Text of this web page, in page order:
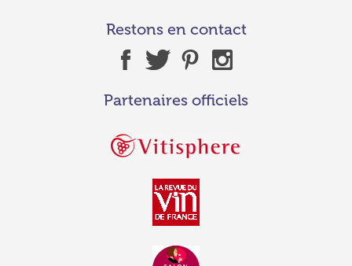
Restons en contact
Partenaires officiels